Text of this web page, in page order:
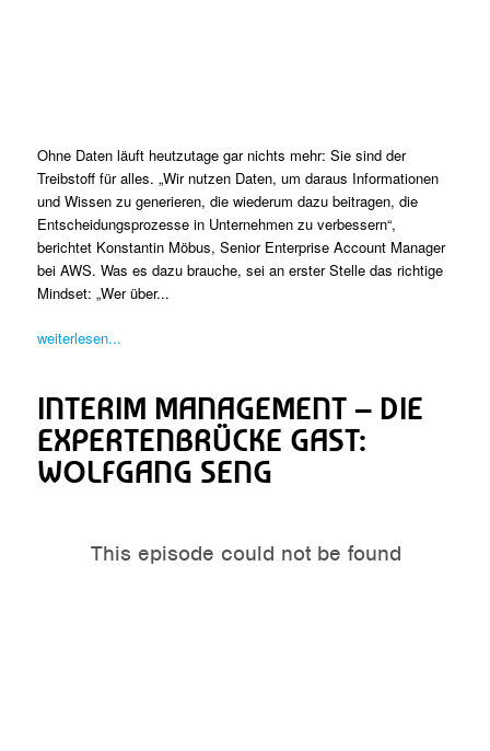
Ohne Daten läuft heutzutage gar nichts mehr: Sie sind der
Treibstoff für alles. „Wir nutzen Daten, um daraus Informationen
und Wissen zu generieren, die wiederum dazu beitragen, die
Entscheidungsprozesse in Unternehmen zu verbessern“,
berichtet Konstantin Möbus, Senior Enterprise Account Manager
bei AWS. Was es dazu brauche, sei an erster Stelle das richtige
Mindset: „Wer über...
weiterlesen...
INTERIM MANAGEMENT – DIE
EXPERTENBRÜCKE GAST:
WOLFGANG SENG